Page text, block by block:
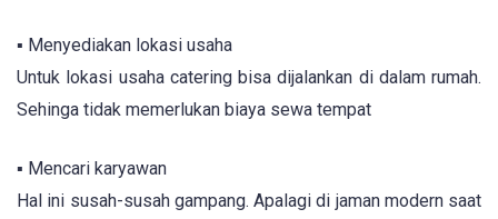
▪ Menyediakan lokasi usaha
Untuk lokasi usaha catering bisa dijalankan di dalam rumah.
Sehinga tidak memerlukan biaya sewa tempat
▪ Mencari karyawan
Hal ini susah-susah gampang. Apalagi di jaman modern saat